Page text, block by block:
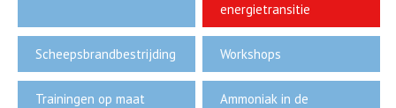
energietransitie
Scheepsbrandbestrijding Workshops
Trainingen op maat
Ammoniak in de